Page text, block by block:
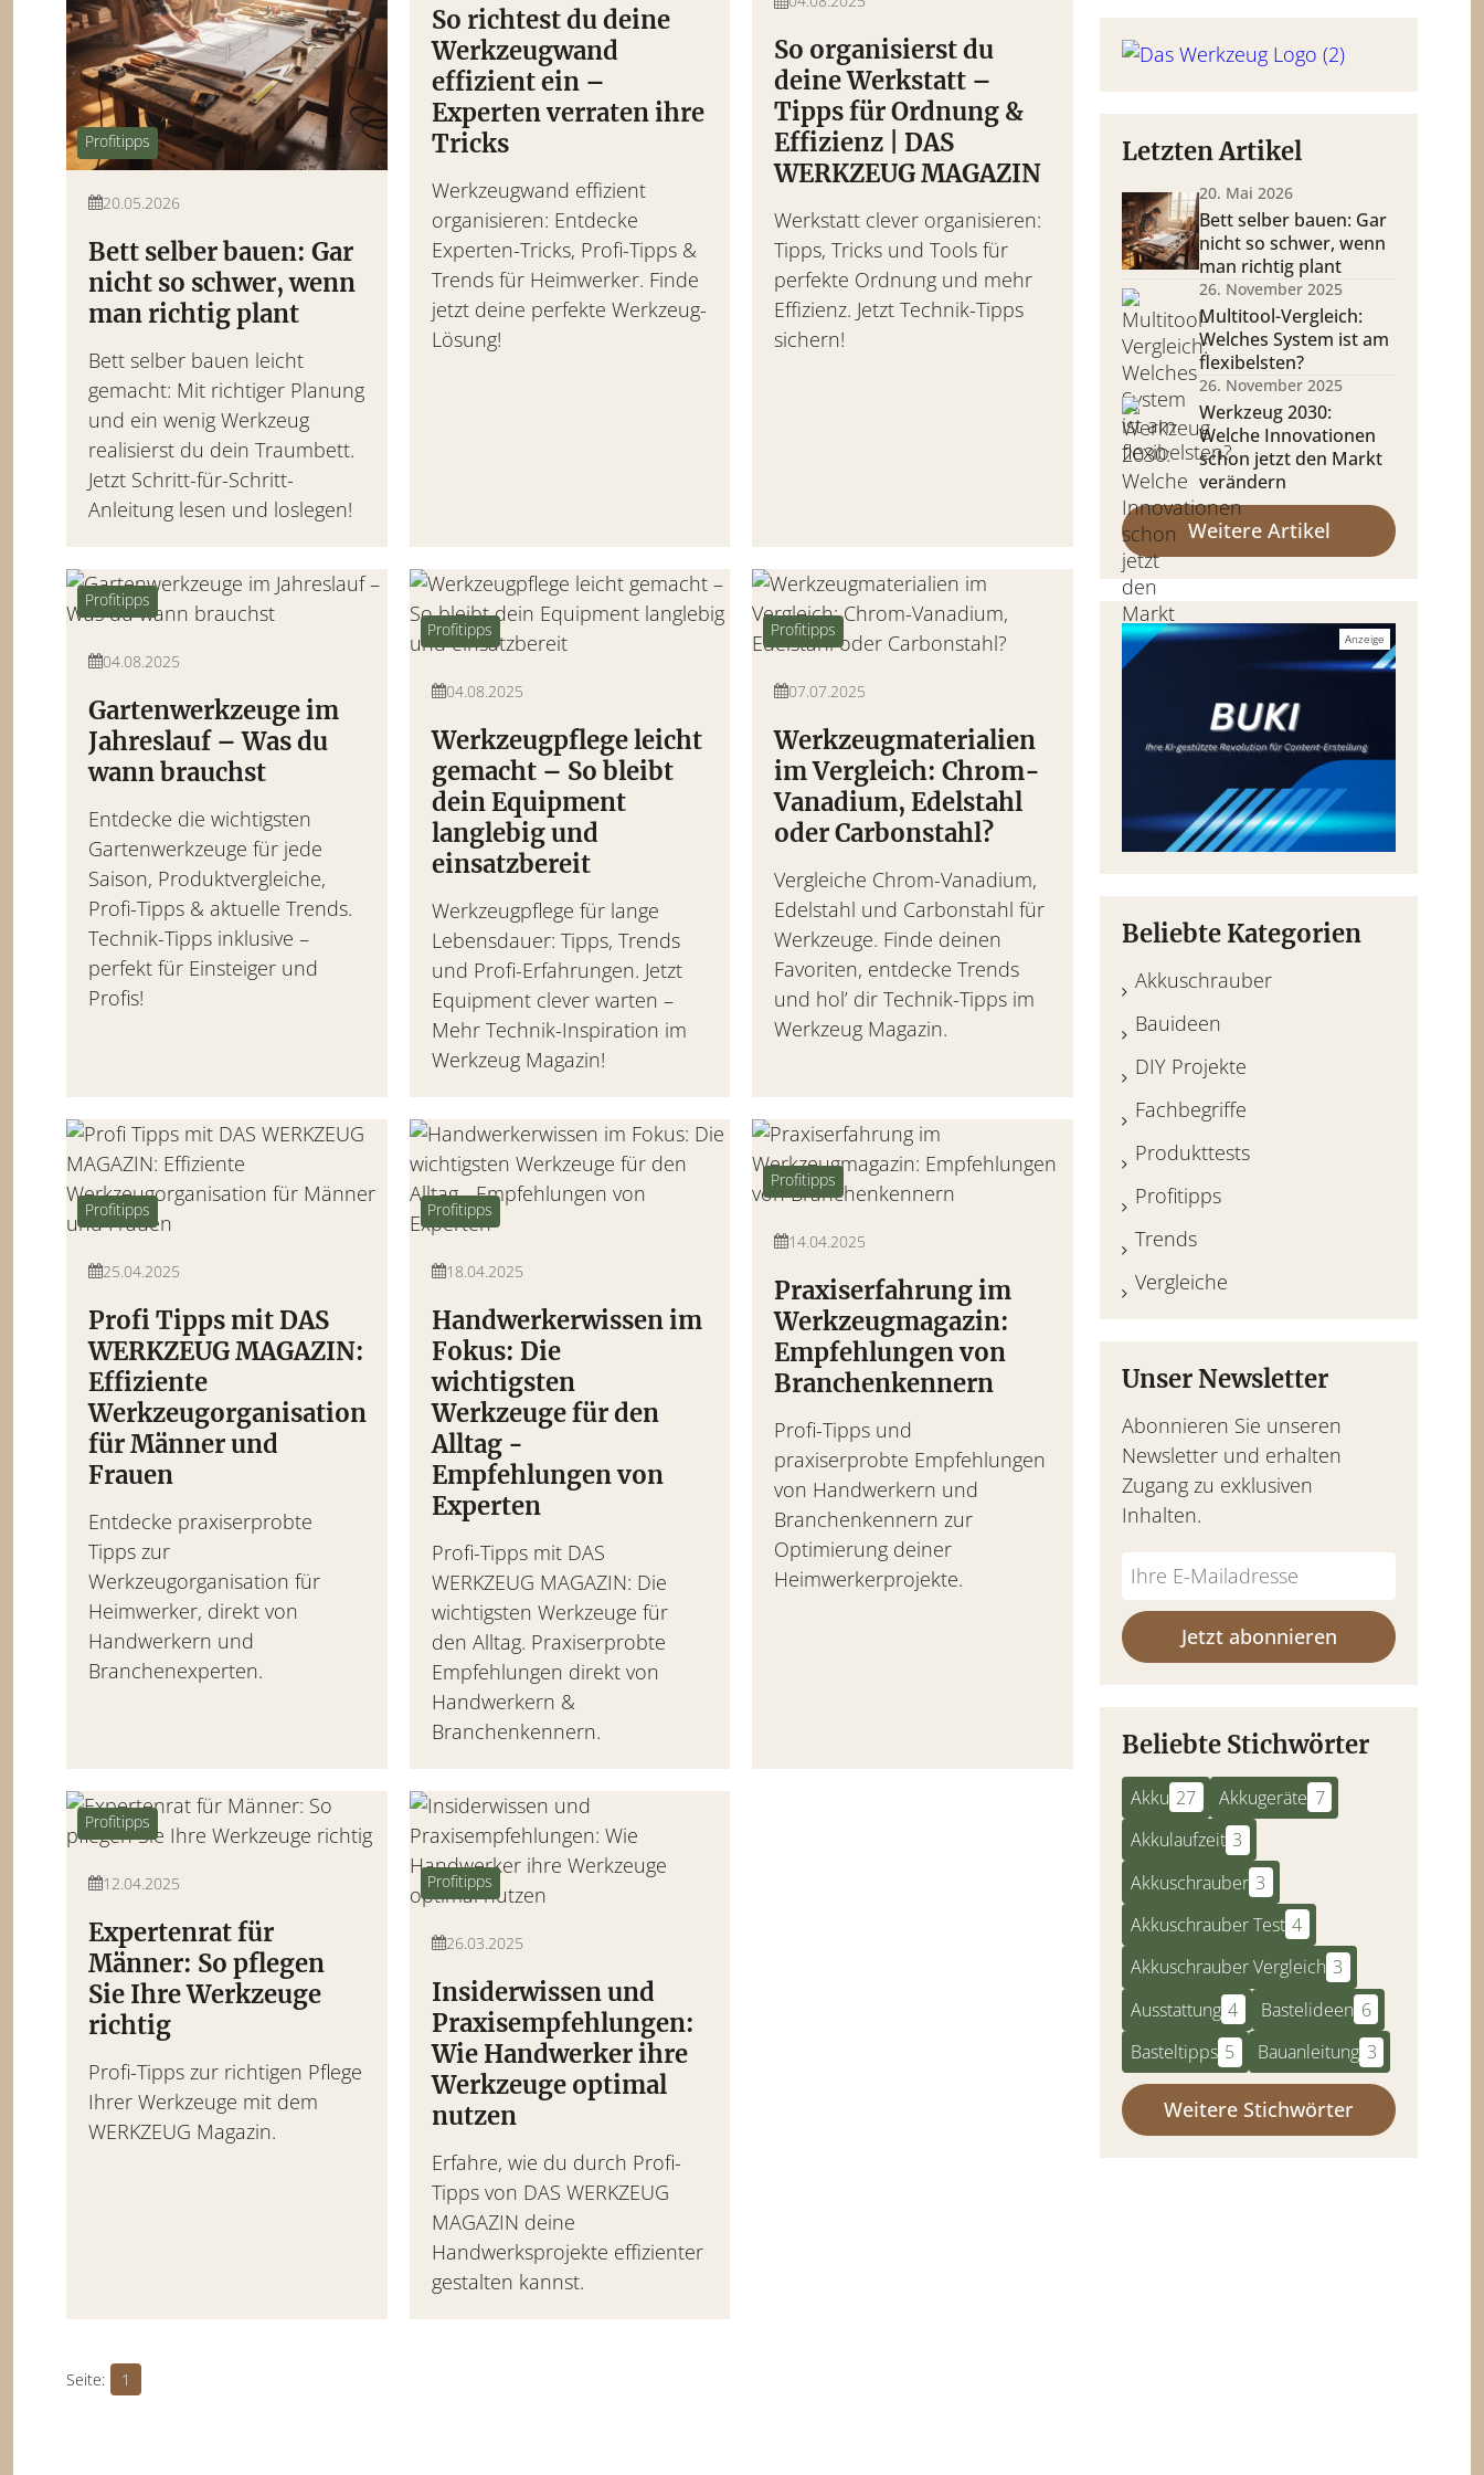
Akkuschrauber Test
Die besten Akkuschrauber im Praxis-Check – Leistung,
Ausstattung & Preis-Leistung.
Profitipps
20.05.2026
Bett selber bauen: Gar
nicht so schwer, wenn
man richtig plant
Bett selber bauen leicht
gemacht: Mit richtiger Planung
und ein wenig Werkzeug
realisierst du dein Traumbett.
Jetzt Schritt-für-Schritt-
Anleitung lesen und loslegen!
So richtest du deine
Werkzeugwand
effizient ein –
Experten verraten ihre
Tricks
Werkzeugwand effizient
organisieren: Entdecke
Experten-Tricks, Profi-Tipps &
Trends für Heimwerker. Finde
jetzt deine perfekte Werkzeug-
Lösung!
So organisierst du
deine Werkstatt –
Tipps für Ordnung &
Effizienz | DAS
WERKZEUG MAGAZIN
Werkstatt clever organisieren:
Tipps, Tricks und Tools für
perfekte Ordnung und mehr
Effizienz. Jetzt Technik-Tipps
sichern!
Profitipps
04.08.2025
Gartenwerkzeuge im
Jahreslauf – Was du
wann brauchst
Entdecke die wichtigsten
Gartenwerkzeuge für jede
Saison, Produktvergleiche,
Profi-Tipps & aktuelle Trends.
Technik-Tipps inklusive –
perfekt für Einsteiger und
Profis!
Profitipps
04.08.2025
Werkzeugpflege leicht
gemacht – So bleibt
dein Equipment
langlebig und
einsatzbereit
Werkzeugpflege für lange
Lebensdauer: Tipps, Trends
und Profi-Erfahrungen. Jetzt
Equipment clever warten –
Mehr Technik-Inspiration im
Werkzeug Magazin!
Profitipps
07.07.2025
Werkzeugmaterialien
im Vergleich: Chrom-
Vanadium, Edelstahl
oder Carbonstahl?
Vergleiche Chrom-Vanadium,
Edelstahl und Carbonstahl für
Werkzeuge. Finde deinen
Favoriten, entdecke Trends
und hol’ dir Technik-Tipps im
Werkzeug Magazin.
Profitipps
25.04.2025
Profi Tipps mit DAS
WERKZEUG MAGAZIN:
Effiziente
Werkzeugorganisation
für Männer und
Frauen
Entdecke praxiserprobte
Tipps zur
Werkzeugorganisation für
Heimwerker, direkt von
Handwerkern und
Branchenexperten.
Profitipps
18.04.2025
Handwerkerwissen im
Fokus: Die
wichtigsten
Werkzeuge für den
Alltag -
Empfehlungen von
Experten
Profi-Tipps mit DAS
WERKZEUG MAGAZIN: Die
wichtigsten Werkzeuge für
den Alltag. Praxiserprobte
Empfehlungen direkt von
Handwerkern &
Branchenkennern.
Profitipps
14.04.2025
Praxiserfahrung im
Werkzeugmagazin:
Empfehlungen von
Branchenkennern
Profi-Tipps und
praxiserprobte Empfehlungen
von Handwerkern und
Branchenkennern zur
Optimierung deiner
Heimwerkerprojekte.
Profitipps
12.04.2025
Expertenrat für
Männer: So pflegen
Sie Ihre Werkzeuge
richtig
Profi-Tipps zur richtigen Pflege
Ihrer Werkzeuge mit dem
WERKZEUG Magazin.
Profitipps
26.03.2025
Insiderwissen und
Praxisempfehlungen:
Wie Handwerker ihre
Werkzeuge optimal
nutzen
Erfahre, wie du durch Profi-
Tipps von DAS WERKZEUG
MAGAZIN deine
Handwerksprojekte effizienter
gestalten kannst.
1
Letzten Artikel
20. Mai 2026
Bett selber bauen: Gar
nicht so schwer, wenn
man richtig plant
26. November 2025
Multitool-Vergleich:
Welches System ist am
flexibelsten?
26. November 2025
Werkzeug 2030:
Welche Innovationen
schon jetzt den Markt
verändern
Weitere Artikel
Beliebte Kategorien
Akkuschrauber
Bauideen
DIY Projekte
Fachbegriffe
Produkttests
Profitipps
Trends
Vergleiche
Unser Newsletter
Abonnieren Sie unseren
Newsletter und erhalten
Zugang zu exklusiven
Inhalten.
Jetzt abonnieren
Beliebte Stichwörter
Akku 27 Akkugeräte 7
Akkulaufzeit 3
Akkuschrauber 3
Akkuschrauber Test 4
Akkuschrauber Vergleich 3
Ausstattung 4 Bastelideen 6
Basteltipps 5 Bauanleitung 3
Weitere Stichwörter